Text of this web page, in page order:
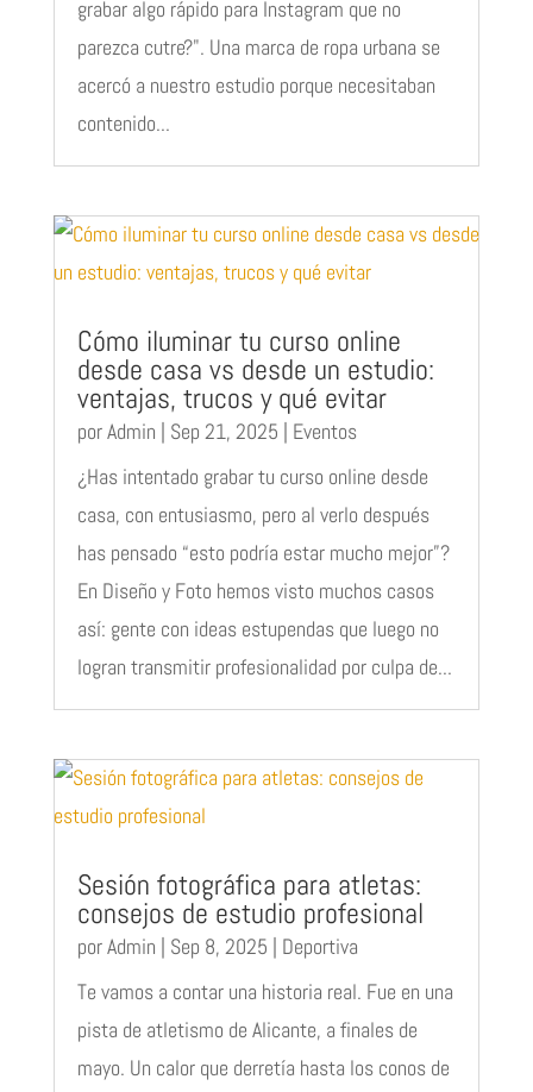
grabar algo rápido para Instagram que no
parezca cutre?". Una marca de ropa urbana se
acercó a nuestro estudio porque necesitaban
contenido...
Cómo iluminar tu curso online
desde casa vs desde un estudio:
ventajas, trucos y qué evitar
porAdmin | Sep 21, 2025 | Eventos
¿Has intentado grabar tu curso online desde
casa, con entusiasmo, pero al verlo después
has pensado “esto podría estar mucho mejor”?
En Diseño y Foto hemos visto muchos casos
así: gente con ideas estupendas que luego no
logran transmitir profesionalidad por culpa de...
Sesión fotográfica para atletas:
consejos de estudio profesional
porAdmin | Sep 8, 2025 | Deportiva
Te vamos a contar una historia real. Fue en una
pista de atletismo de Alicante, a finales de
mayo. Un calor que derretía hasta los conos de